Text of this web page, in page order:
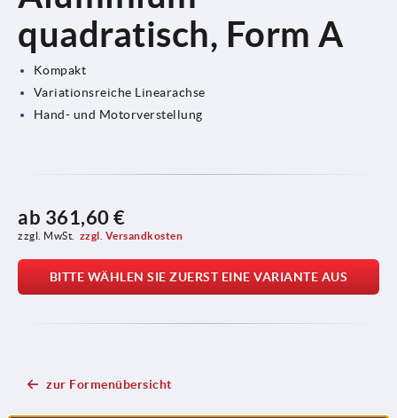
quadratisch, Form A
Kompakt
Variationsreiche Linearachse
Hand- und Motorverstellung
ab 361,60 €
zzgl. MwSt. zzgl. Versandkosten
BITTE WÄHLEN SIE ZUERST EINE VARIANTE AUS
zur Formenübersicht